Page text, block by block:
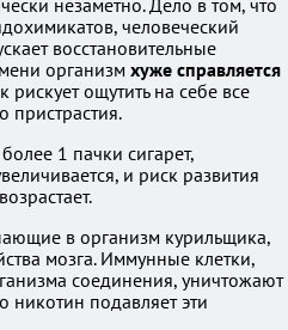
незаметно. Дело в том, что
человеческий
восстановительные
организм хуже справляется
рискует ощутить на себе все
пристрастия.
1 пачки сигарет,
и риск развития
в организм курильщика,
мозга. Иммунные клетки,
соединения, уничтожают
подавляет эти